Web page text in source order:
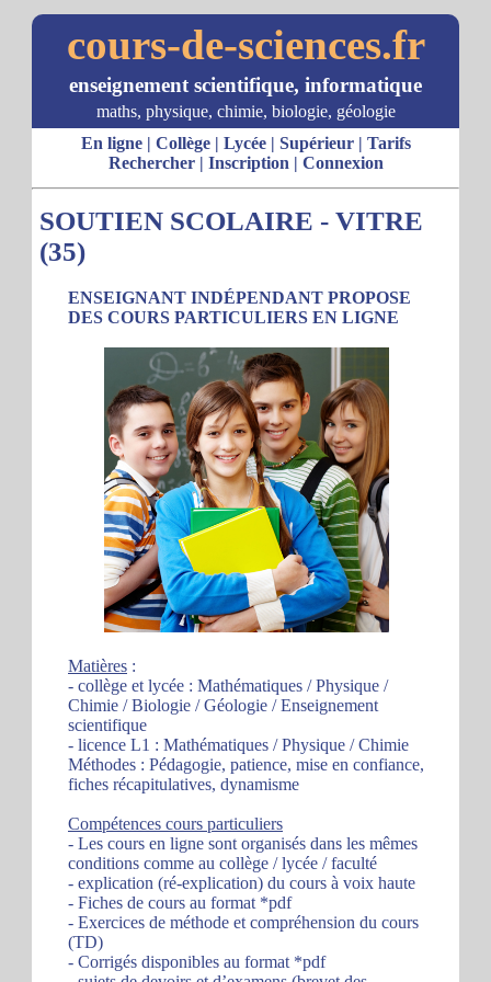
cours-de-sciences.fr
enseignement scientifique, informatique
maths, physique, chimie, biologie, géologie
En ligne| Collège| Lycée| Supérieur| Tarifs
Rechercher| Inscription | Connexion
SOUTIEN SCOLAIRE - VITRE
(35)
ENSEIGNANT INDÉPENDANT PROPOSE
DES COURS PARTICULIERS EN LIGNE
Matières :
- collège et lycée : Mathématiques / Physique /
Chimie / Biologie / Géologie / Enseignement
scientifique
- licence L1 : Mathématiques / Physique / Chimie
Méthodes : Pédagogie, patience, mise en confiance,
fiches récapitulatives, dynamisme
Compétences cours particuliers
- Les cours en ligne sont organisés dans les mêmes
conditions comme au collège / lycée / faculté
- explication (ré-explication) du cours à voix haute
- Fiches de cours au format *pdf
- Exercices de méthode et compréhension du cours
(TD)
- Corrigés disponibles au format *pdf